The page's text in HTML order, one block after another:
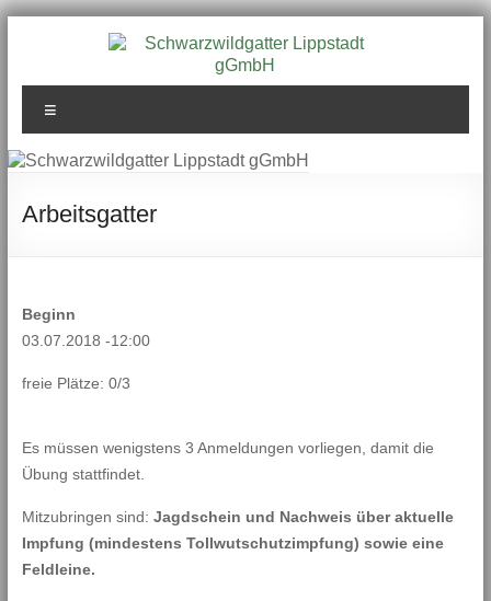
Schwarzwildgatter
Lippstadt gGmbH
Arbeitsgatter
Beginn
03.07.2018 -12:00
freie Plätze: 0/3
Es müssen wenigstens 3 Anmeldungen vorliegen, damit die
Übung stattfindet.
Mitzubringen sind: Jagdschein und Nachweis über aktuelle
Impfung (mindestens Tollwutschutzimpfung) sowie eine
Feldleine.